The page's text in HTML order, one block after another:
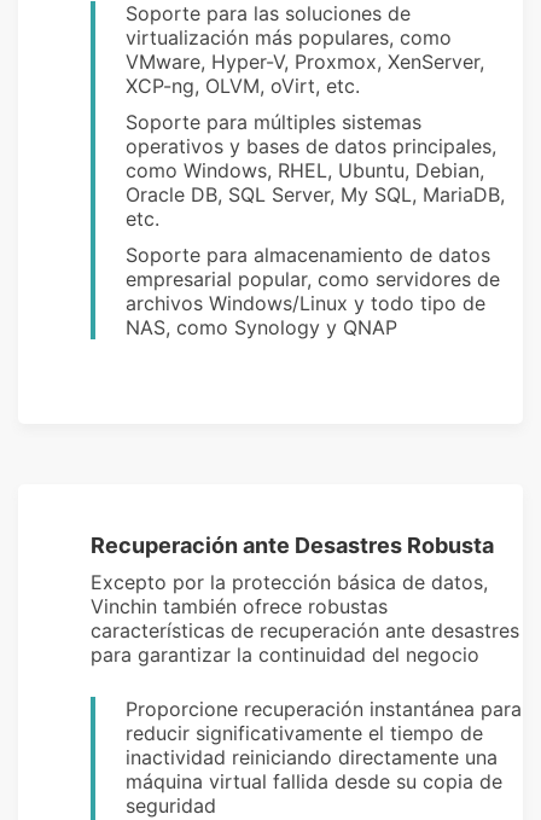
Soporte para las soluciones de
virtualización más populares, como
VMware, Hyper-V, Proxmox, XenServer,
XCP-ng, OLVM, oVirt, etc.
Soporte para múltiples sistemas
operativos y bases de datos principales,
como Windows, RHEL, Ubuntu, Debian,
Oracle DB, SQL Server, My SQL, MariaDB,
etc.
Soporte para almacenamiento de datos
empresarial popular, como servidores de
archivos Windows/Linux y todo tipo de
NAS, como Synology y QNAP
Recuperación ante Desastres Robusta
Excepto por la protección básica de datos,
Vinchin también ofrece robustas
características de recuperación ante desastres
para garantizar la continuidad del negocio
Proporcione recuperación instantánea para
reducir significativamente el tiempo de
inactividad reiniciando directamente una
máquina virtual fallida desde su copia de
seguridad